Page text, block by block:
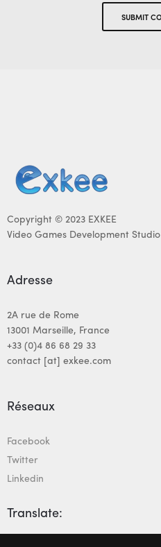
Copyright © 2023 EXKEE
Video Games Development Studio
Adresse
2A rue de Rome
13001 Marseille, France
+33 (0)4 86 68 29 33
contact [at] exkee.com
Réseaux
Facebook
Twitter
Linkedin
Translate: